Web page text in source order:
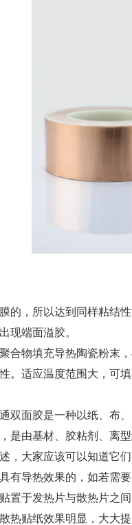
的，所以达到同样粘结
现端面溢胶。
合物填充导热陶瓷粉末
。适应温度范围大，可
双面胶是一种以纸、布
是由基材、胶粘剂、离
，大家应该可以知道它
有导热效果的，如若需
置于发热片与散热片之
热贴纸效果明显，大大